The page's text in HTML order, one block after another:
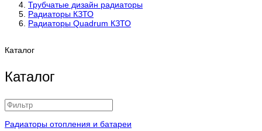
Трубчатые дизайн радиаторы
Радиаторы КЗТО
Радиаторы Quadrum КЗТО
Каталог
Каталог
Радиаторы отопления и батареи